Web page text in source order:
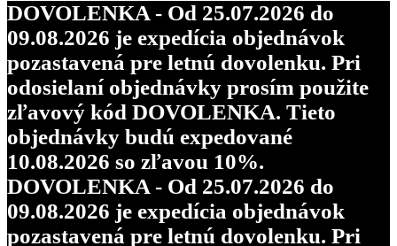
DOVOLENKA - Od 25.07.2026 do
09.08.2026 je expedícia objednávok
pozastavená pre letnú dovolenku. Pri
odosielaní objednávky prosím použite
zľavový kód DOVOLENKA. Tieto
objednávky budú expedované
10.08.2026 so zľavou 10%.
DOVOLENKA - Od 25.07.2026 do
09.08.2026 je expedícia objednávok
pozastavená pre letnú dovolenku. Pri